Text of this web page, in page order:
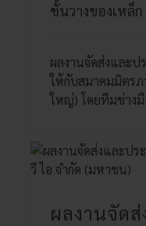
ชั้นวางของเหล็ก
ผลงานจัดส่งและป
ให้กับสมาคมมิตร
ใหญ่) โดยทีมช่าง
ผลงานจัด